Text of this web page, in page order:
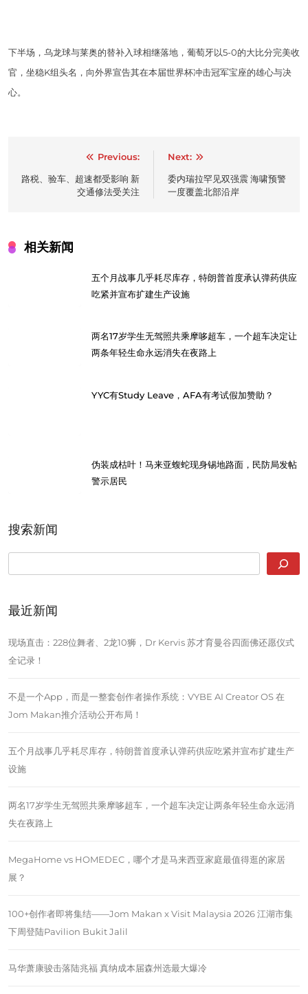
下半场，乌龙球与莱奥的替补入球相继落地，葡萄牙以5-0的大比分完美收
官，坐稳K组头名，向外界宣告其在本届世界杯冲击冠军宝座的雄心与决
心。
navigation
Previous:
路税、验车、超速都受影响 新
交通修法受关注
Next:
委内瑞拉罕见双强震 海啸预警
一度覆盖北部沿岸
相关新闻
五个月战事几乎耗尽库存，特朗普首度承认弹药供应
吃紧并宣布扩建生产设施
两名17岁学生无驾照共乘摩哆超车，一个超车决定让
两条年轻生命永远消失在夜路上
YYC有Study Leave，AFA有考试假加赞助？
伪装成枯叶！马来亚蝮蛇现身锡地路面，民防局发帖
警示居民
搜索新闻
最近新闻
现场直击：228位舞者、2龙10狮，Dr Kervis 苏才育曼谷四面佛还愿仪式
全记录！
不是一个App，而是一整套创作者操作系统：VYBE AI Creator OS 在
Jom Makan推介活动公开布局！
五个月战事几乎耗尽库存，特朗普首度承认弹药供应吃紧并宣布扩建生产
设施
两名17岁学生无驾照共乘摩哆超车，一个超车决定让两条年轻生命永远消
失在夜路上
MegaHome vs HOMEDEC，哪个才是马来西亚家庭最值得逛的家居
展？
100+创作者即将集结——Jom Makan x Visit Malaysia 2026 江湖市集
下周登陆Pavilion Bukit Jalil
马华萧康骏击落陆兆福 真纳成本届森州选最大爆冷